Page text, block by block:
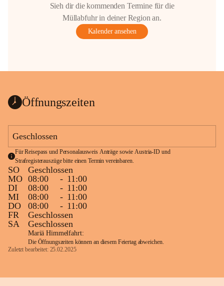
Sieh dir die kommenden Termine für die
Müllabfuhr in deiner Region an.
Kalender ansehen
Öffnungszeiten
Geschlossen
Für Reisepass und Personalausweis Anträge sowie Austria-ID und
Strafregisterauszüge bitte einen Termin vereinbaren.
SO
Geschlossen
MO 08:00 - 11:00
DI
08:00 - 11:00
MI
08:00 - 11:00
DO
08:00 - 11:00
FR
Geschlossen
SA
Geschlossen
Mariä Himmelfahrt:
Die Öffnungszeiten können an diesem Feiertag abweichen.
Zuletzt bearbeitet: 25.02.2025